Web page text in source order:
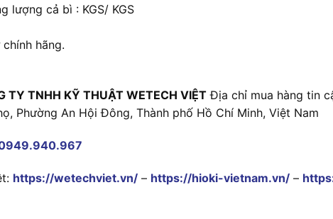
lượng cả bì : KGS/ KGS
hãng.
TY TNHH KỸ THUẬT WETECH VIỆT Địa chỉ mua hàng tin
Phường An Hội Đông, Thành phố Hồ Chí Minh, Việt Nam
https://wetechviet.vn/ – https://hioki-vietnam.vn/ –